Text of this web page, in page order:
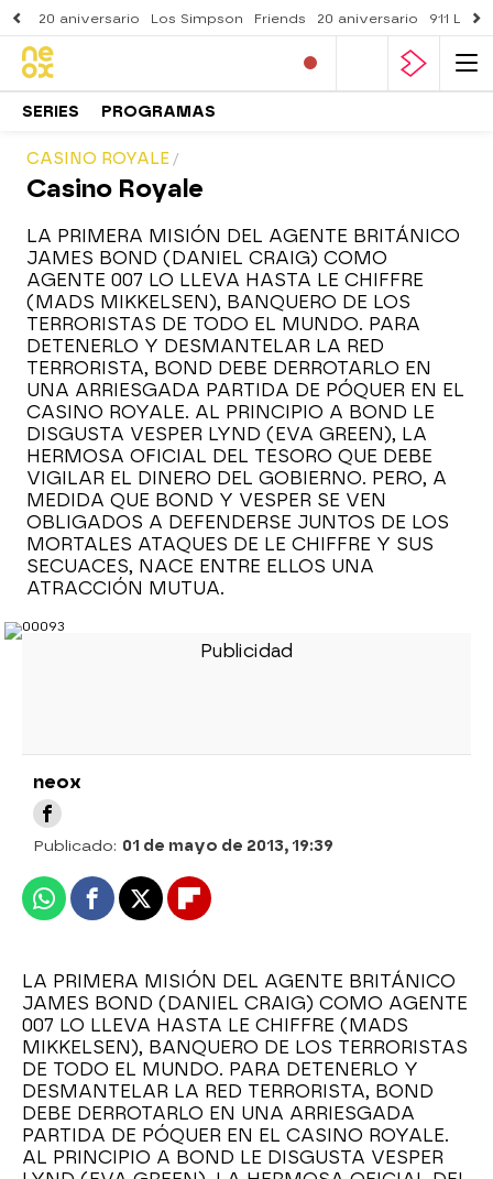
20 aniversario Los Simpson Friends 20 aniversario 911
SERIES PROGRAMAS
CASINO ROYALE
Casino Royale
LA PRIMERA MISIÓN DEL AGENTE BRITÁNICO
JAMES BOND (DANIEL CRAIG) COMO
AGENTE 007 LO LLEVA HASTA LE CHIFFRE
(MADS MIKKELSEN), BANQUERO DE LOS
TERRORISTAS DE TODO EL MUNDO. PARA
DETENERLO Y DESMANTELAR LA RED
TERRORISTA, BOND DEBE DERROTARLO EN
UNA ARRIESGADA PARTIDA DE PÓQUER EN EL
CASINO ROYALE. AL PRINCIPIO A BOND LE
DISGUSTA VESPER LYND (EVA GREEN), LA
HERMOSA OFICIAL DEL TESORO QUE DEBE
VIGILAR EL DINERO DEL GOBIERNO. PERO, A
MEDIDA QUE BOND Y VESPER SE VEN
OBLIGADOS A DEFENDERSE JUNTOS DE LOS
MORTALES ATAQUES DE LE CHIFFRE Y SUS
SECUACES, NACE ENTRE ELLOS UNA
ATRACCIÓN MUTUA.
neox
Publicado: 01 de mayo de 2013, 19:39
WhatsappFacebook
X Flipboard
LA PRIMERA MISIÓN DEL AGENTE BRITÁNICO
JAMES BOND (DANIEL CRAIG) COMO AGENTE
007 LO LLEVA HASTA LE CHIFFRE (MADS
MIKKELSEN), BANQUERO DE LOS TERRORISTAS
DE TODO EL MUNDO. PARA DETENERLO Y
DESMANTELAR LA RED TERRORISTA, BOND
DEBE DERROTARLO EN UNA ARRIESGADA
PARTIDA DE PÓQUER EN EL CASINO ROYALE.
AL PRINCIPIO A BOND LE DISGUSTA VESPER